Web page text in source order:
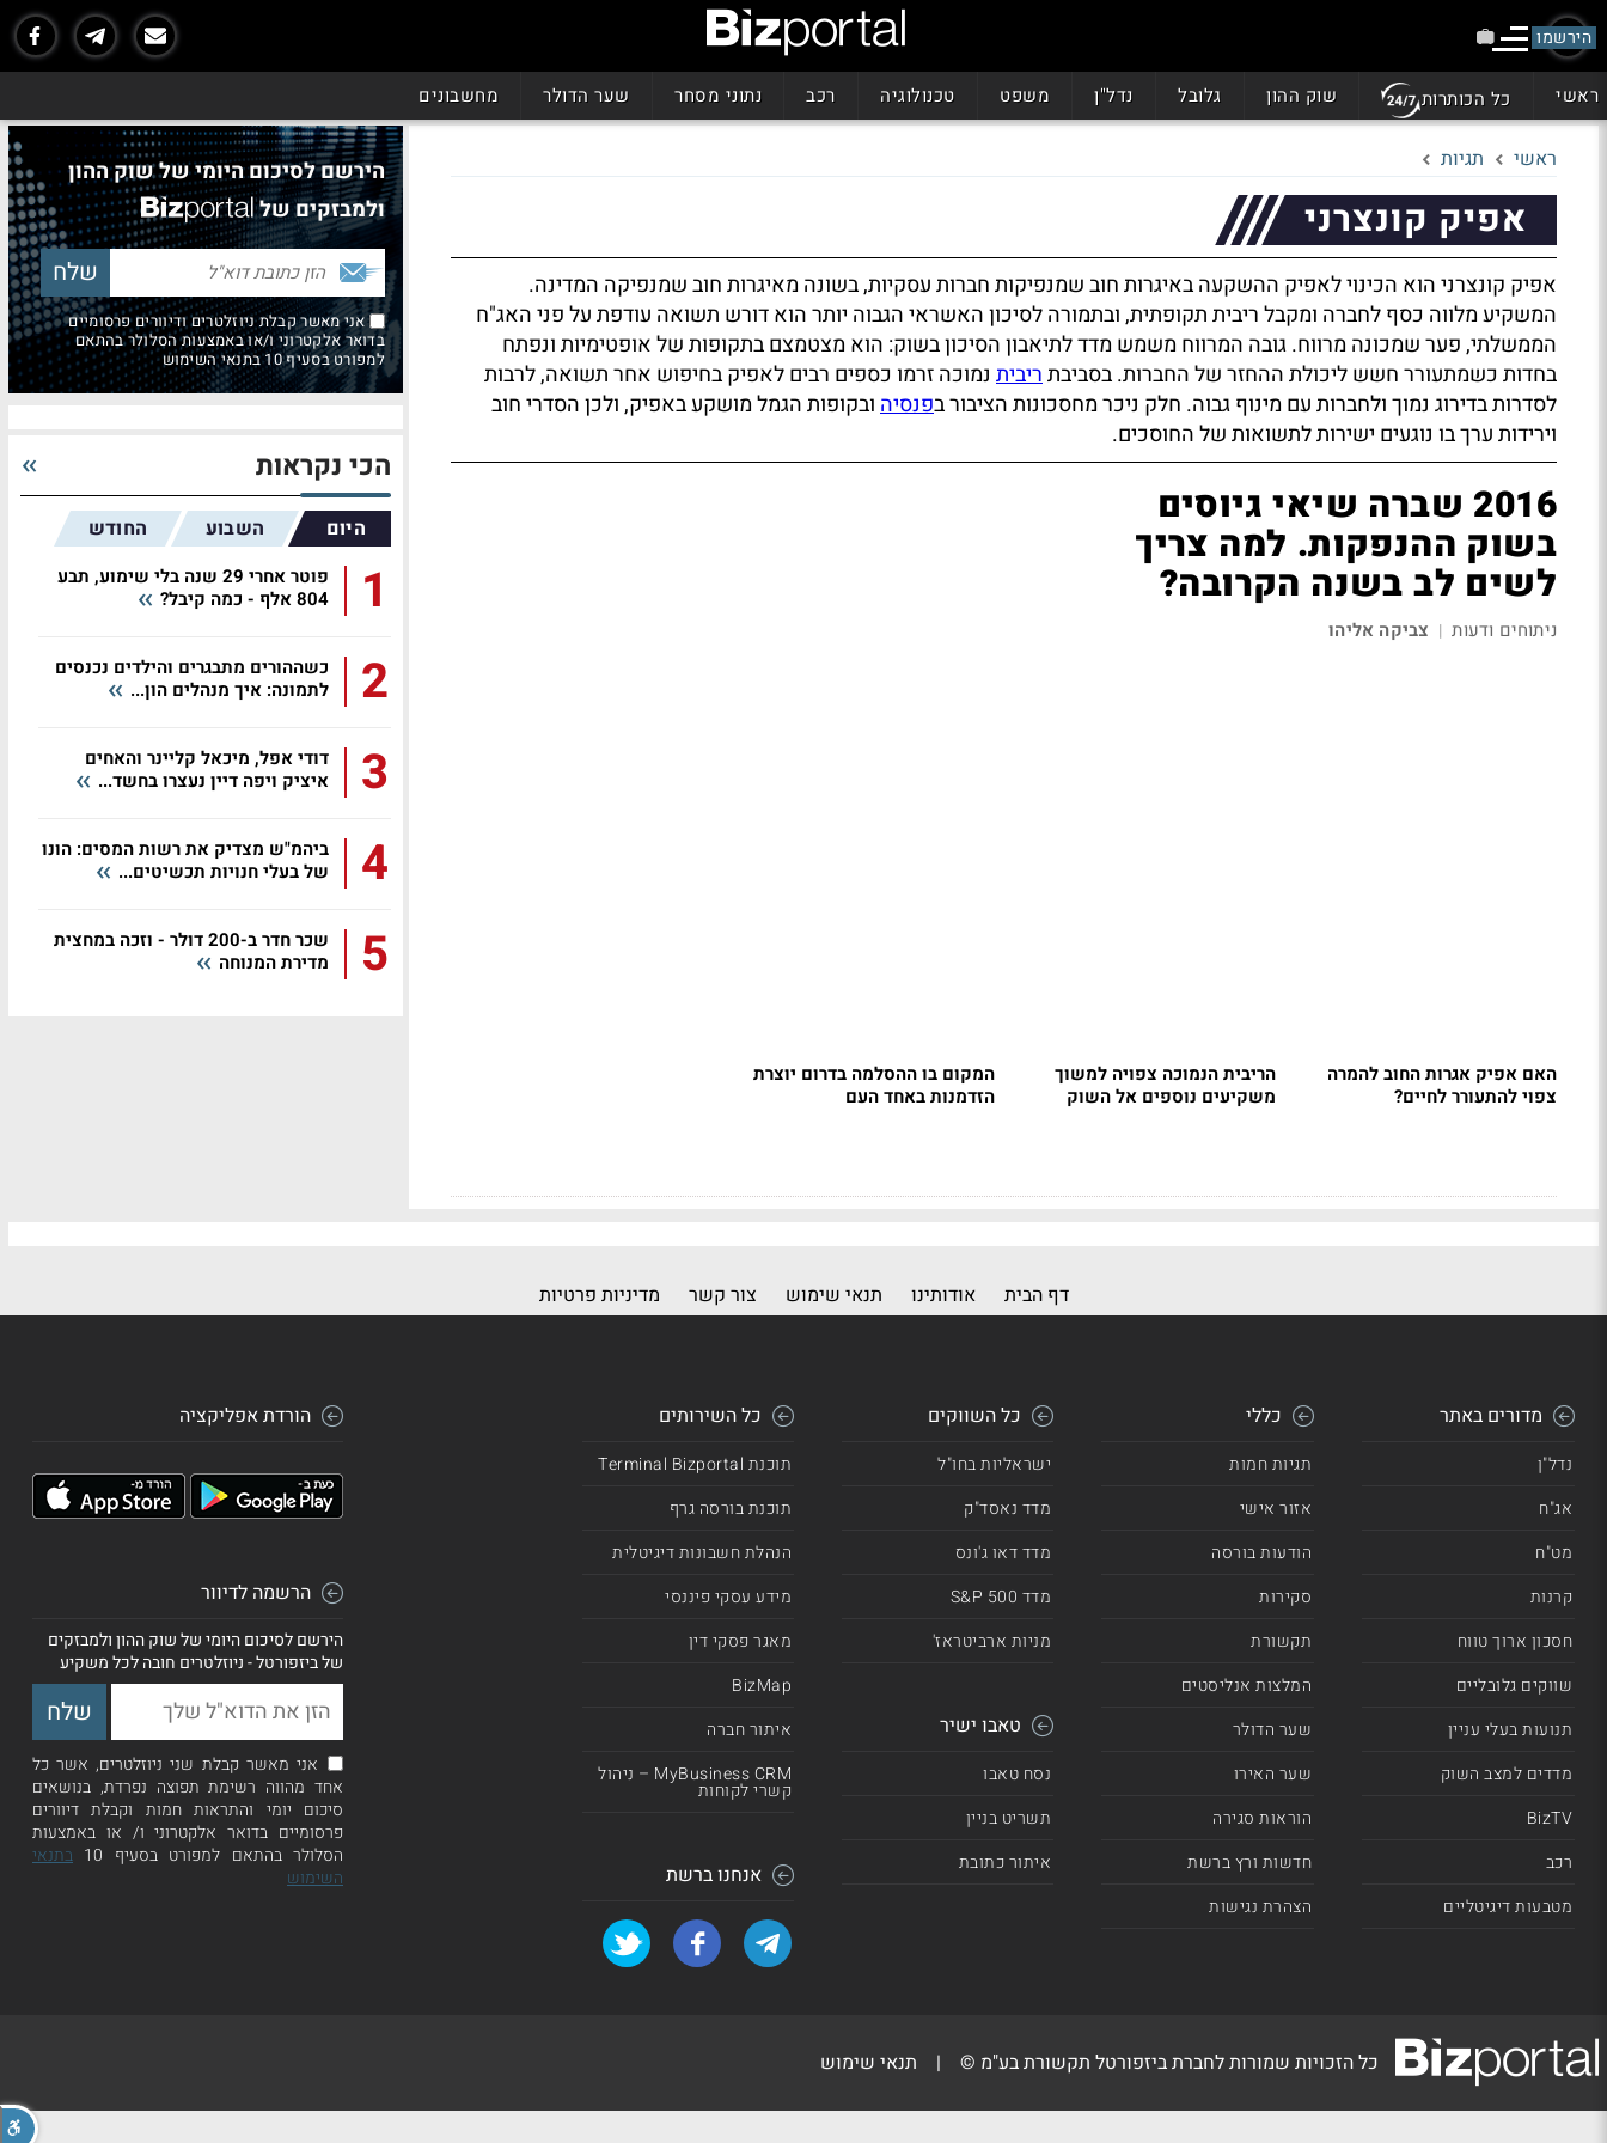
הירשמו
ראשי כל הכותרות שוק ההון גלובל נדל"ן משפט טכנולוגיה רכב נתוני מסחר שער הדולר מחשבונים
ראשי תגיות
אפיק קונצרני
אפיק קונצרני הוא הכינוי לאפיק ההשקעה באיגרות חוב שמנפיקות חברות עסקיות, בשונה מאיגרות חוב שמנפיקה המדינה.
המשקיע מלווה כסף לחברה ומקבל ריבית תקופתית, ובתמורה לסיכון האשראי הגבוה יותר הוא דורש תשואה עודפת על פני האג"ח
הממשלתי, פער שמכונה מרווח. גובה המרווח משמש מדד לתיאבון הסיכון בשוק: הוא מצטמצם בתקופות של אופטימיות ונפתח
בחדות כשמתעורר חשש ליכולת ההחזר של החברות. בסביבתריבית נמוכה זרמו כספים רבים לאפיק בחיפוש אחר תשואה, לרבות
לסדרות בדירוג נמוך ולחברות עם מינוף גבוה. חלק ניכר מחסכונות הציבור בפנסיהובקופות הגמל מושקע באפיק, ולכן הסדרי חוב
וירידות ערך בו נוגעים ישירות לתשואות של החוסכים.
2016 שברה שיאי גיוסים
בשוק ההנפקות. למה צריך
לשים לב בשנה הקרובה?
ניתוחים ודעות | צביקה אליהו
האם אפיק אגרות החוב להמרה
צפוי להתעורר לחיים?
הריבית הנמוכה צפויה למשוך
משקיעים נוספים אל השוק
המקום בו ההסלמה בדרום יוצרת
הזדמנות באחד העם
הירשם לסיכום היומי של שוק ההון
ולמבזקים של
אני מאשר קבלת ניוזלטרים ודיוורים פרסומיים
בדואר אלקטרוני ו/או באמצעות הסלולר בהתאם
למפורט בסעיף 10 בתנאי השימוש
הכי נקראות
היום השבוע החודש
1
פוטר אחרי 29 שנה בלי שימוע, תבע
804 אלף - כמה קיבל?
2
כשההורים מתבגרים והילדים נכנסים
לתמונה: איך מנהלים הון...
3
דודי אפל, מיכאל קליינר והאחים
איציק ויפה דיין נעצרו בחשד...
4
ביהמ"ש מצדיק את רשות המסים: הונו
של בעלי חנויות תכשיטים...
5
שכר חדר ב-200 דולר - וזכה במחצית
מדירת המנוחה
דף הבית אודותינו תנאי שימוש צור קשר מדיניות פרטיות
מדורים באתר
נדל"ן
אג"ח
מט"ח
קרנות
חסכון ארוך טווח
שווקים גלובליים
תנועות בעלי עניין
מדדים למצב השוק
BizTV
רכב
מטבעות דיגיטליים
כללי
תגיות חמות
אזור אישי
הודעות בורסה
סקירות
תקשורת
המלצות אנליסטים
שער הדולר
שער האירו
הוראות סגירה
חדשות ורץ ברשת
הצהרת נגישות
כל השווקים
ישראליות בחו"ל
מדד נאסד"ק
מדד דאו ג'ונס
מדד 500 S&P
מניות ארביטראז'
טאבו ישיר
נסח טאבו
תשריט בניין
איתור כתובת
כל השירותים
תוכנת Terminal Bizportal
תוכנת בורסה גרף
הנהלת חשבונות דיגיטלית
מידע עסקי פיננסי
מאגר פסקי דין
BizMap
איתור חברה
MyBusiness CRM – ניהול
קשרי לקוחות
אנחנו ברשת
הורדת אפליקציה
הרשמה לדיוור
הירשם לסיכום היומי של שוק ההון ולמבזקים
של ביזפורטל - ניוזלטרים חובה לכל משקיע
אני מאשר קבלת שני ניוזלטרים, אשר כל
אחד מהווה רשימת תפוצה נפרדת, בנושאים
סיכום יומי והתראות חמות וקבלת דיוורים
פרסומיים בדואר אלקטרוני ו/ או באמצעות
הסלולר בהתאם למפורט בסעיף 10
בתנאי
השימוש
כל הזכויות שמורות לחברת ביזפורטל תקשורת בע"מ © | תנאי שימוש